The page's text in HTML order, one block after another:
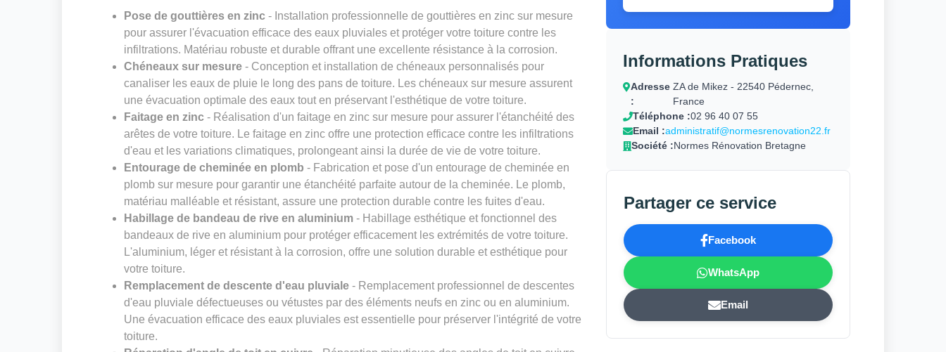
Pose de gouttières en zinc - Installation professionnelle de gouttières en zinc sur mesure
pour assurer l'évacuation efficace des eaux pluviales et protéger votre toiture contre les
infiltrations. Matériau robuste et durable offrant une excellente résistance à la corrosion.
Chéneaux sur mesure - Conception et installation de chéneaux personnalisés pour
canaliser les eaux de pluie le long des pans de toiture. Les chéneaux sur mesure assurent
une évacuation optimale des eaux tout en préservant l'esthétique de votre toiture.
Faitage en zinc - Réalisation d'un faitage en zinc sur mesure pour assurer l'étanchéité des
arêtes de votre toiture. Le faitage en zinc offre une protection efficace contre les infiltrations
d'eau et les variations climatiques, prolongeant ainsi la durée de vie de votre toiture.
Entourage de cheminée en plomb - Fabrication et pose d'un entourage de cheminée en
plomb sur mesure pour garantir une étanchéité parfaite autour de la cheminée. Le plomb,
matériau malléable et résistant, assure une protection durable contre les fuites d'eau.
Habillage de bandeau de rive en aluminium - Habillage esthétique et fonctionnel des
bandeaux de rive en aluminium pour protéger efficacement les extrémités de votre toiture.
L'aluminium, léger et résistant à la corrosion, offre une solution durable et esthétique pour
votre toiture.
Remplacement de descente d'eau pluviale - Remplacement professionnel de descentes
d'eau pluviale défectueuses ou vétustes par des éléments neufs en zinc ou en aluminium.
Une évacuation efficace des eaux pluviales est essentielle pour préserver l'intégrité de votre
toiture.
Informations Pratiques
Adresse
:
ZA de Mikez - 22540 Pédernec,
France
Téléphone :02 96 40 07 55
Email :administratif@normesrenovation22.fr
Société :Normes Rénovation Bretagne
Partager ce service
Facebook
WhatsApp
Email